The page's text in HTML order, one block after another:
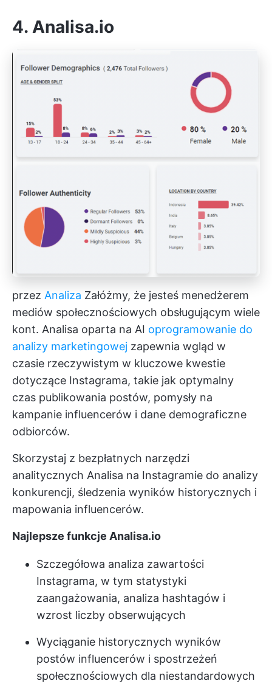
4. Analisa.io
przez Analiza Załóżmy, że jesteś menedżerem
mediów społecznościowych obsługującym wiele
kont. Analisa oparta na AI oprogramowanie do
analizy marketingowej zapewnia wgląd w
czasie rzeczywistym w kluczowe kwestie
dotyczące Instagrama, takie jak optymalny
czas publikowania postów, pomysły na
kampanie influencerów i dane demograficzne
odbiorców.
Skorzystaj z bezpłatnych narzędzi
analitycznych Analisa na Instagramie do analizy
konkurencji, śledzenia wyników historycznych i
mapowania influencerów.
Najlepsze funkcje Analisa.io
Szczegółowa analiza zawartości
Instagrama, w tym statystyki
zaangażowania, analiza hashtagów i
wzrost liczby obserwujących
Wyciąganie historycznych wyników
postów influencerów i spostrzeżeń
społecznościowych dla niestandardowych